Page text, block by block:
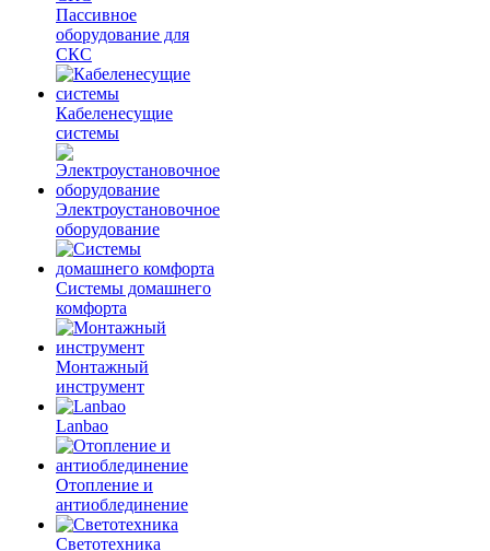
Пассивное
оборудование для
СКС
Кабеленесущие
системы
Электроустановочное
оборудование
Системы домашнего
комфорта
Монтажный
инструмент
Lanbao
Отопление и
антиоблединение
Светотехника